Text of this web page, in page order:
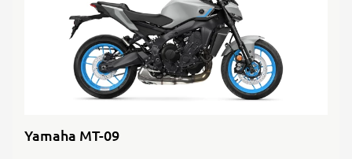
Yamaha MT-09